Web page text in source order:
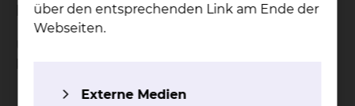
Konferenz teilnehmen?
über den entsprechenden Link am Ende der
Webseiten.
Externe Medien